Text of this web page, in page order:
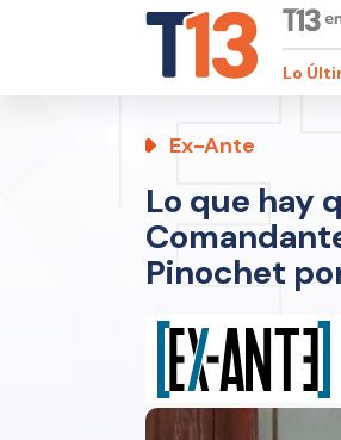
Lo
Ex-Ante
Lo que hay
Pinochet